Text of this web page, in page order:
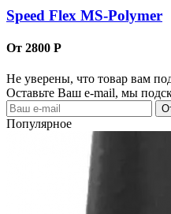
Speed Flex MS-Polymer
От 2800 Р
Не уверены, что товар вам
Оставьте Ваш e-mail, мы
Популярное